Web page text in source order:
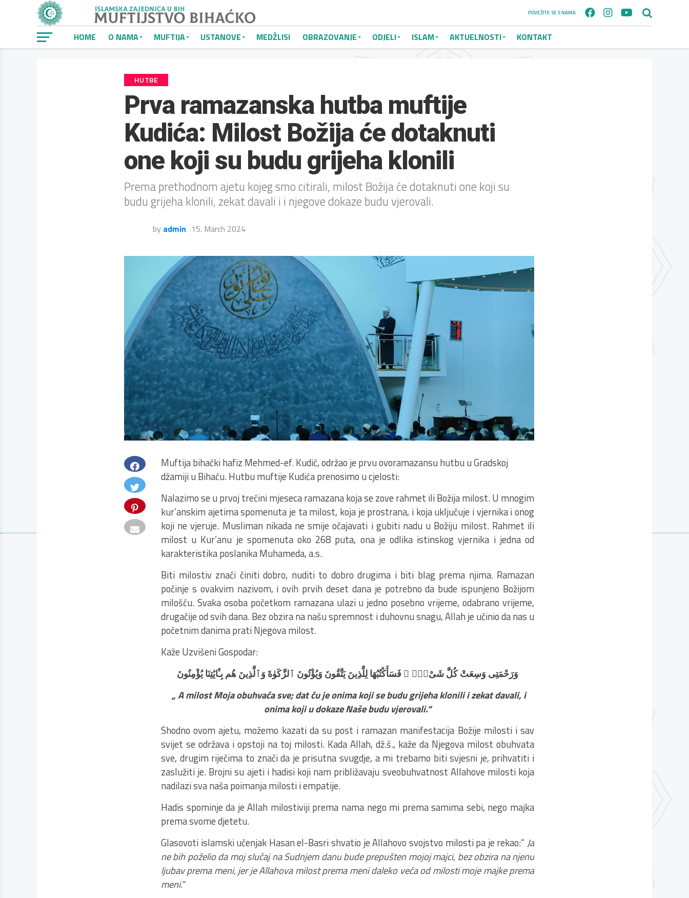
POVEŽITE SE S NAMA
HOME O NAMA MUFTIJA USTANOVE MEDŽLISI OBRAZOVANJE ODJELI ISLAM AKTUELNOSTI KONTAKT
HUTBE
Prva ramazanska hutba muftije
Kudića: Milost Božija će dotaknuti
one koji su budu grijeha klonili
Prema prethodnom ajetu kojeg smo citirali, milost Božija će dotaknuti one koji su
budu grijeha klonili, zekat davali i i njegove dokaze budu vjerovali.
by admin 15. March 2024
Muftija bihaćki hafiz Mehmed-ef. Kudić, održao je prvu ovoramazansu hutbu u Gradskoj
džamiji u Bihaću. Hutbu muftije Kudića prenosimo u cjelosti:
Nalazimo se u prvoj trećini mjeseca ramazana koja se zove rahmet ili Božija milost. U mnogim
kur’anskim ajetima spomenuta je ta milost, koja je prostrana, i koja uključuje i vjernika i onog
koji ne vjeruje. Musliman nikada ne smije očajavati i gubiti nadu u Božiju milost. Rahmet ili
milost u Kur’anu je spomenuta oko 268 puta, ona je odlika istinskog vjernika i jedna od
karakteristika poslanika Muhameda, a.s.
Biti milostiv znači činiti dobro, nuditi to dobro drugima i biti blag prema njima. Ramazan
počinje s ovakvim nazivom, i ovih prvih deset dana je potrebno da bude ispunjeno Božijom
milošću. Svaka osoba početkom ramazana ulazi u jedno posebno vrijeme, odabrano vrijeme,
drugačije od svih dana. Bez obzira na našu spremnost i duhovnu snagu, Allah je učinio da nas u
početnim danima prati Njegova milost.
Kaže Uzvišeni Gospodar:
وَرَحْمَتِى وَسِعَتْ كُلَّ شَىْءٍۢ ۚ فَسَأَكْتُبُهَا لِلَّذِينَ يَتَّقُونَ وَيُؤْتُونَ ٱلزَّكَوٰةَ وَٱلَّذِينَ هُم بِـَٔايَٰتِنَا يُؤْمِنُونَ
„ A milost Moja obuhvaća sve; dat ću je onima koji se budu grijeha klonili i zekat davali, i
onima koji u dokaze Naše budu vjerovali.“
Shodno ovom ajetu, možemo kazati da su post i ramazan manifestacija Božije milosti i sav
svijet se održava i opstoji na toj milosti. Kada Allah, dž.š., kaže da Njegova milost obuhvata
sve, drugim riječima to znači da je prisutna svugdje, a mi trebamo biti svjesni je, prihvatiti i
zaslužiti je. Brojni su ajeti i hadisi koji nam približavaju sveobuhvatnost Allahove milosti koja
nadilazi sva naša poimanja milosti i empatije.
Hadis spominje da je Allah milostiviji prema nama nego mi prema samima sebi, nego majka
prema svome djetetu.
Glasovoti islamski učenjak Hasan el-Basri shvatio je Allahovo svojstvo milosti pa je rekao:“ Ja
ne bih poželio da moj slučaj na Sudnjem danu bude prepušten mojoj majci, bez obzira na njenu
ljubav prema meni, jer je Allahova milost prema meni daleko veća od milosti moje majke prema
meni.“